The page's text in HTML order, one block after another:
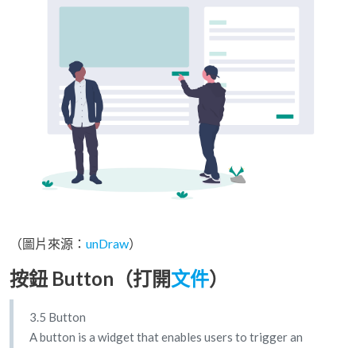
（圖片來源： unDraw）
按鈕 Button（打開文件）
3.5 Button
A button is a widget that enables users to trigger an